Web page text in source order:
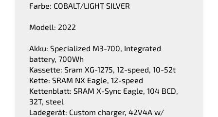
Farbe: COBALT/LIGHT SILVER
Modell: 2022
Akku: Specialized M3-700, Integrated
battery, 700Wh
Kassette: Sram XG-1275, 12-speed, 10-52t
Kette: SRAM NX Eagle, 12-speed
Kettenblatt: SRAM X-Sync Eagle, 104 BCD,
32T, steel
Ladegerät: Custom charger, 42V4A w/